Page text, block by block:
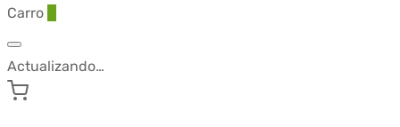
Carro
Actualizando…